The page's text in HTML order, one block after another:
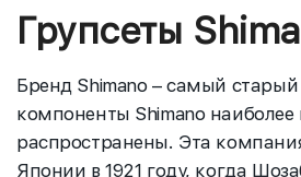
Групсеты
Бренд Shimano – самый
компоненты Shimano
распространены. Эта
Японии в 1921 году, когда